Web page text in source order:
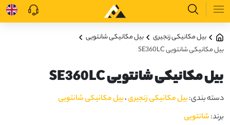
بیل مکانیکی زنجیری
بیل مکانیکی شانتویی
بیل مکانیکی شانتویی SE360LC
بیل مکانیکی شانتویی SE360LC
دسته بندی:بیل مکانیکی زنجیری،بیل مکانیکی شانتویی
برند:شانتویی